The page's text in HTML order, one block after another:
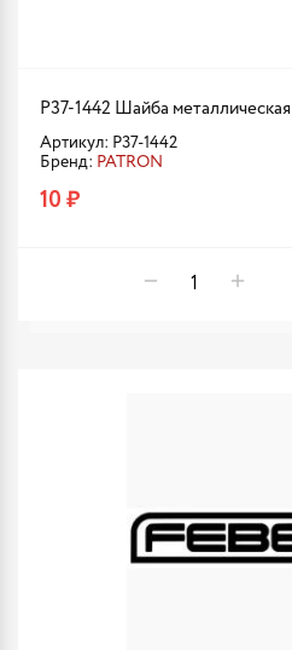
P37-1442 Шайба металлическая
Артикул: P37-1442
Бренд: PATRON
10 ₽